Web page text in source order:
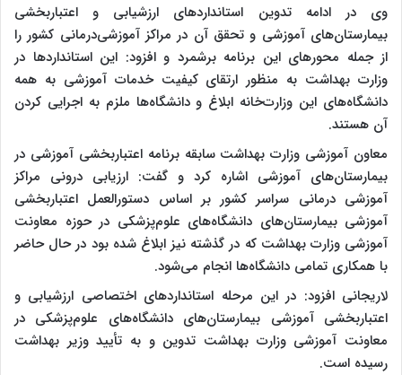
وی در ادامه تدوین استانداردهای ارزشیابی و اعتباربخشی
بیمارستان‌های آموزشی و تحقق آن در مراکز آموزشی‌درمانی کشور را
از جمله محورهای این برنامه برشمرد و افزود: این استانداردها در
وزارت بهداشت به منظور ارتقای کیفیت خدمات آموزشی به همه
دانشگاه‌های این وزارت‌خانه ابلاغ و دانشگاه‌ها ملزم به اجرایی کردن
آن هستند.
معاون آموزشی وزارت بهداشت سابقه برنامه اعتباربخشی آموزشی در
بیمارستان‌های آموزشی اشاره کرد و گفت: ارزیابی درونی مراکز
آموزشی درمانی سراسر کشور بر اساس دستورالعمل اعتباربخشی
آموزشی بیمارستان‌های دانشگاه‌های علوم‌پزشکی در حوزه معاونت
آموزشی وزارت بهداشت که در گذشته نیز ابلاغ شده بود در حال حاضر
با همکاری تمامی دانشگاه‌ها انجام می‌شود.
لاریجانی افزود: در این مرحله استانداردهای اختصاصی ارزشیابی و
اعتباربخشی آموزشی بیمارستان‌های دانشگاه‌های علوم‌پزشکی در
معاونت آموزشی وزارت بهداشت تدوین و به تأیید وزیر بهداشت
رسیده است.